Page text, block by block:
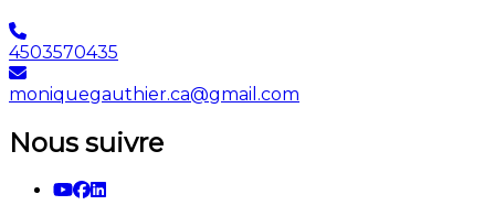
4503570435
moniquegauthier.ca@gmail.com
Nous suivre